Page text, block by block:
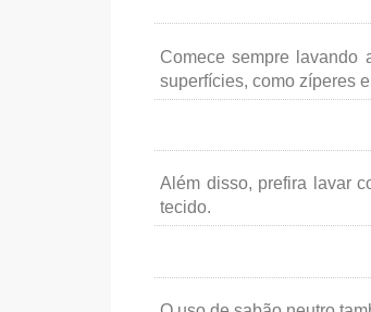
Comece sempre lavando
superfícies, como zíperes
Além disso, prefira lavar
tecido.